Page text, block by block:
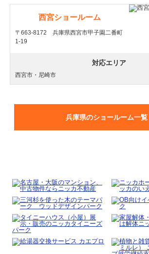
西宮ショールーム
〒663-8172 兵庫県西宮市甲子園二番町
1-19
対応エリア
西宮市・尼崎市
兵庫県のショールーム一覧